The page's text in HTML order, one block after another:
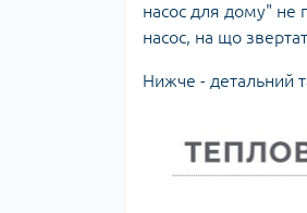
насос для дому" не
насос, на що
Нижче - детальний